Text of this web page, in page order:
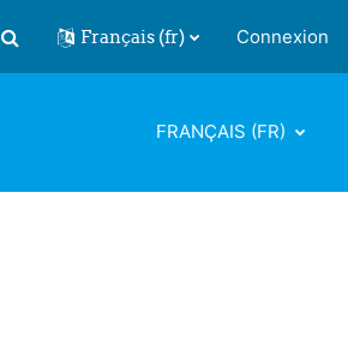
Activer/désactiver la saisie de
Français ‎(fr)‎ Connexion
FRANÇAIS ‎(FR)‎